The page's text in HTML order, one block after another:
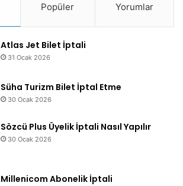
Popüler Yorumlar
Atlas Jet Bilet İptali
31 Ocak 2026
Süha Turizm Bilet İptal Etme
30 Ocak 2026
Sözcü Plus Üyelik İptali Nasıl Yapılır
30 Ocak 2026
Millenicom Abonelik İptali